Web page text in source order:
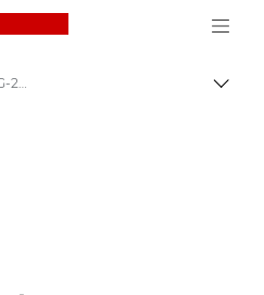
Canon Logo, back to
„Canon“ trikojo rankena HG-200TBR